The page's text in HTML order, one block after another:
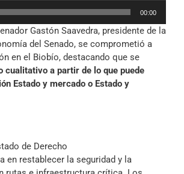
00:00
Gastón Saavedra, presidente de la
del Senado, se comprometió a
en el Biobío, destacando que se
cualitativo a partir de lo que puede
Estado y mercado o Estado y
de Derecho
en restablecer la seguridad y la